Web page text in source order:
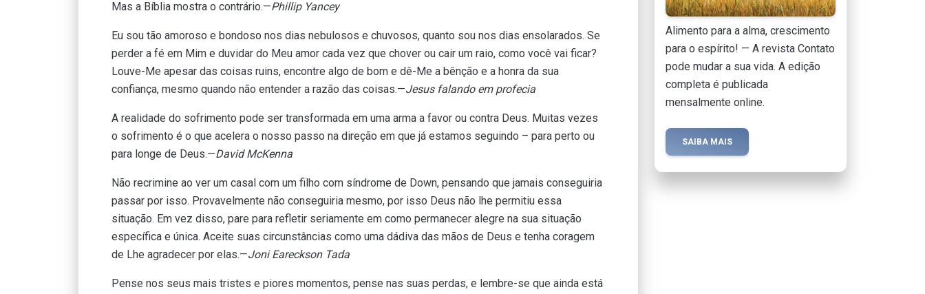
Mas a Bíblia mostra o contrário.—Phillip Yancey
Eu sou tão amoroso e bondoso nos dias nebulosos e chuvosos, quanto sou nos dias ensolarados. Se
perder a fé em Mim e duvidar do Meu amor cada vez que chover ou cair um raio, como você vai ficar?
Louve-Me apesar das coisas ruins, encontre algo de bom e dê-Me a bênção e a honra da sua
confiança, mesmo quando não entender a razão das coisas.—Jesus falando em profecia
A realidade do sofrimento pode ser transformada em uma arma a favor ou contra Deus. Muitas vezes
o sofrimento é o que acelera o nosso passo na direção em que já estamos seguindo – para perto ou
para longe de Deus.—David McKenna
Não recrimine ao ver um casal com um filho com síndrome de Down, pensando que jamais conseguiria
passar por isso. Provavelmente não conseguiria mesmo, por isso Deus não lhe permitiu essa
situação. Em vez disso, pare para refletir seriamente em como permanecer alegre na sua situação
específica e única. Aceite suas circunstâncias como uma dádiva das mãos de Deus e tenha coragem
de Lhe agradecer por elas.—Joni Eareckson Tada
Pense nos seus mais tristes e piores momentos, pense nas suas perdas, e lembre-se que ainda está
Alimento para a alma, crescimento
para o espírito! — A revista Contato
pode mudar a sua vida. A edição
completa é publicada
mensalmente online.
SAIBA MAIS